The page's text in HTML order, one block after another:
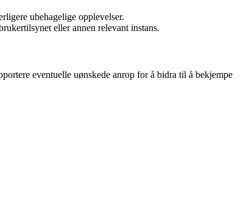
ubehagelige opplevelser.
eller annen relevant instans.
eventuelle uønskede anrop for å bidra til å bekjempe